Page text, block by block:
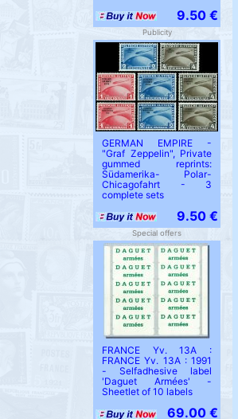
9.50 €
Publicity
GERMAN EMPIRE -
"Graf Zeppelin", Private
gummed reprints:
Südamerika- Polar-
Chicagofahrt - 3
complete sets
9.50 €
Special offers
FRANCE Yv. 13A :
FRANCE Yv. 13A : 1991
- Selfadhesive label
'Daguet Armées' -
Sheetlet of 10 labels
69.00 €